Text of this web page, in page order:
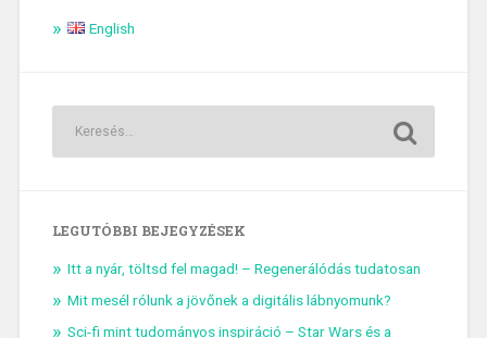
English
LEGUTÓBBI BEJEGYZÉSEK
Itt a nyár, töltsd fel magad! – Regenerálódás tudatosan
Mit mesél rólunk a jövőnek a digitális lábnyomunk?
Sci-fi mint tudományos inspiráció – Star Wars és a